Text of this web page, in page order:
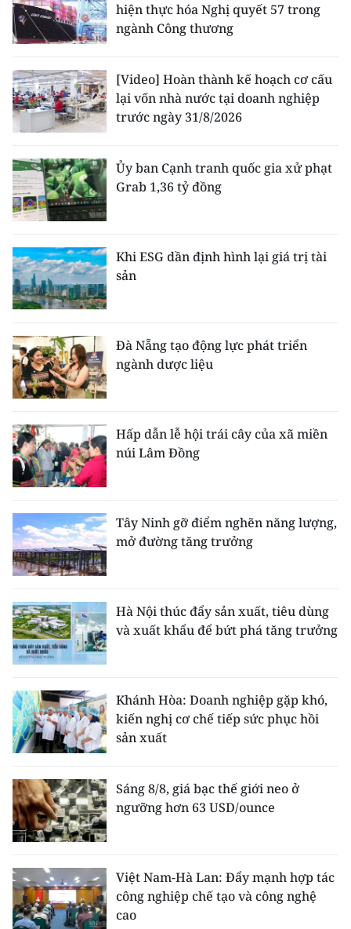
hiện thực hóa Nghị quyết 57 trong
ngành Công thương
[Video] Hoàn thành kế hoạch cơ cấu
lại vốn nhà nước tại doanh nghiệp
trước ngày 31/8/2026
Ủy ban Cạnh tranh quốc gia xử phạt
Grab 1,36 tỷ đồng
Khi ESG dần định hình lại giá trị tài
sản
Đà Nẵng tạo động lực phát triển
ngành dược liệu
Hấp dẫn lễ hội trái cây của xã miền
núi Lâm Đồng
Tây Ninh gỡ điểm nghẽn năng lượng,
mở đường tăng trưởng
Hà Nội thúc đẩy sản xuất, tiêu dùng
và xuất khẩu để bứt phá tăng trưởng
Khánh Hòa: Doanh nghiệp gặp khó,
kiến nghị cơ chế tiếp sức phục hồi
sản xuất
Sáng 8/8, giá bạc thế giới neo ở
ngưỡng hơn 63 USD/ounce
Việt Nam-Hà Lan: Đẩy mạnh hợp tác
công nghiệp chế tạo và công nghệ
cao